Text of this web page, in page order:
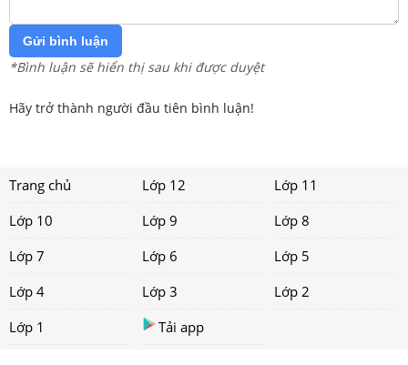
Gửi bình luận
*Bình luận sẽ hiển thị sau khi được duyệt
Hãy trở thành người đầu tiên bình luận!
Trang chủ Lớp 12
Lớp 11
Lớp 10
Lớp 9
Lớp 8
Lớp 7
Lớp 6
Lớp 5
Lớp 4
Lớp 3
Lớp 2
Lớp 1
Tải app